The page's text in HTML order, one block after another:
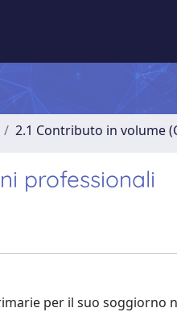
2.1 Contributo in volume
professionali
per il suo soggiorno